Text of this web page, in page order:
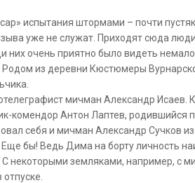
испытания штормами – почти
уже не служат. Приходят сюда
них очень приятно было видеть
из деревни Кюстюмеры
мичман Александр Исаев.
комендор Антон Лаптев, родившийся
себя и мичман Александр Сучков
бы! Ведь Дима на борту личность
некоторыми земляками, например, с